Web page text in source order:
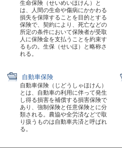
生命保険（せいめいほけん）と
は、人間の生命や傷病にかかわる
損失を保障することを目的とする
保険で、契約により、死亡などの
所定の条件において保険者が受取
人に保険金を支払うことを約束す
るもの。生保（せいほ）と略称さ
れる。
自動車保険
自動車保険（じどうしゃほけん）
とは、自動車の利用に伴って発生
し得る損害を補償する損害保険で
あり、強制保険と任意保険とに分
類される。農協や全労済などで取
り扱うものは自動車共済と呼ばれ
る。